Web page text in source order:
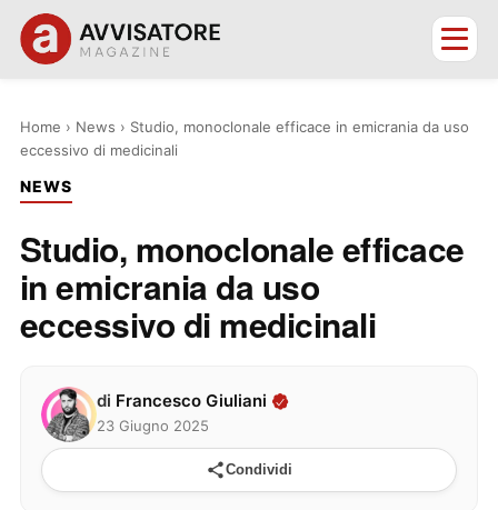
Home › News › Studio, monoclonale efficace in emicrania da uso
eccessivo di medicinali
NEWS
Studio, monoclonale efficace
in emicrania da uso
eccessivo di medicinali
di Francesco Giuliani
23 Giugno 2025
Condividi